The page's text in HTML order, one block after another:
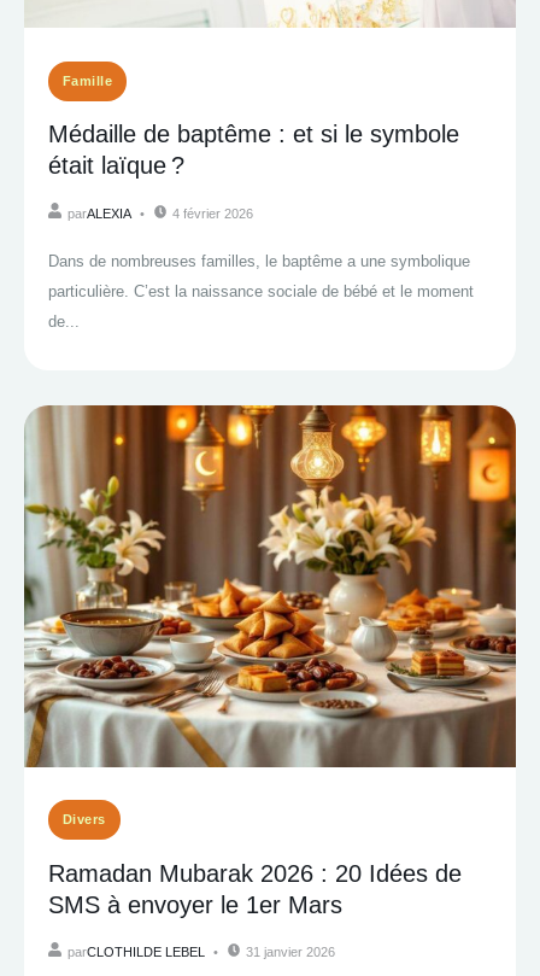
Famille
Médaille de baptême : et si le symbole
était laïque ?
parALEXIA 4 février 2026
Dans de nombreuses familles, le baptême a une symbolique
particulière. C’est la naissance sociale de bébé et le moment
de...
Divers
Ramadan Mubarak 2026 : 20 Idées de
SMS à envoyer le 1er Mars
parCLOTHILDE LEBEL 31 janvier 2026